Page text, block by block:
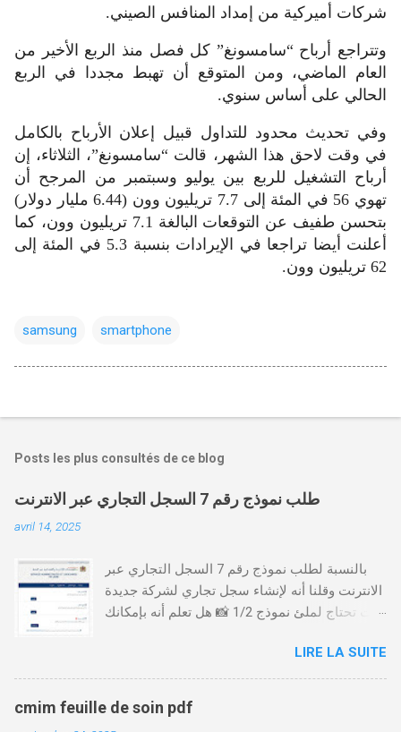
شركات أميركية من إمداد المنافس الصيني.
وتتراجع أرباح “سامسونغ” كل فصل منذ الربع الأخير من
العام الماضي، ومن المتوقع أن تهبط مجددا في الربع
الحالي على أساس سنوي.
وفي تحديث محدود للتداول قبيل إعلان الأرباح بالكامل
في وقت لاحق هذا الشهر، قالت “سامسونغ”، الثلاثاء، إن
أرباح التشغيل للربع بين يوليو وسبتمبر من المرجح أن
تهوي 56 في المئة إلى 7.7 تريليون وون (6.44 مليار دولار)
بتحسن طفيف عن التوقعات البالغة 7.1 تريليون وون، كما
أعلنت أيضا تراجعا في الإيرادات بنسبة 5.3 في المئة إلى
62 تريليون وون.
samsung smartphone
Posts les plus consultés de ce blog
طلب نموذج رقم 7 السجل التجاري عبر الانترنت
avril 14, 2025
بالنسبة لطلب نموذج رقم 7 السجل التجاري عبر
الانترنت وقلنا أنه لإنشاء سجل تجاري لشركة جديدة
أنت تحتاج لملئ نموذج 1/2 📸 هل تعلم أنه بإمكانك
من خلال الموقع التابع لوزارة العدل، بدون الحاجة
للتنقل للمحكمة التجارية
https://servicesenligne.justice.gov.ma كيفية
طلب النموذجين 7 و 9 من الإنترنت في المغرب .
LIRE LA SUITE
cmim feuille de soin pdf